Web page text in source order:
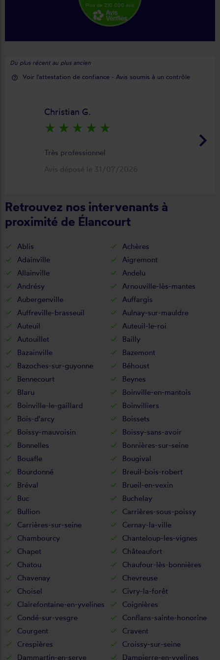
Plus de 210 000 avis
Du plus récent au plus ancien
help_outline Voir l'attestation de confiance - Avis soumis à un contrôle
keyboard_arrow_right
Christian G.
star_rate star_rate star_rate star_rate star_rate
Très professionnel
Avis déposé le 31/07/2026
Retrouvez nos intervenants à
proximité de Élancourt
Ablis
Achères
Adainville
Aigremont
Allainville
Andelu
Andrésy
Arnouville-lès-mantes
Aubergenville
Auffargis
Auffreville-brasseuil
Aulnay-sur-mauldre
Auteuil
Auteuil-le-roi
Autouillet
Bailly
Bazainville
Bazemont
Bazoches-sur-guyonne
Béhoust
Bennecourt
Beynes
Blaru
Boinville-en-mantois
Boinville-le-gaillard
Boinvilliers
Bois-d'arcy
Boissets
Boissy-mauvoisin
Boissy-sans-avoir
Bonnelles
Bonnières-sur-seine
Bouafle
Bougival
Bourdonné
Breuil-bois-robert
Bréval
Brueil-en-vexin
Buc
Buchelay
Bullion
Carrières-sous-poissy
Carrières-sur-seine
Cernay-la-ville
Chambourcy
Chanteloup-les-vignes
Chapet
Châteaufort
Chatou
Chaufour-lès-bonnières
Chavenay
Chevreuse
Choisel
Civry-la-forêt
Clairefontaine-en-yvelines
Coignières
Condé-sur-vesgre
Conflans-sainte-honorine
Courgent
Cravent
Crespières
Croissy-sur-seine
Dammartin-en-serve
Dampierre-en-yvelines